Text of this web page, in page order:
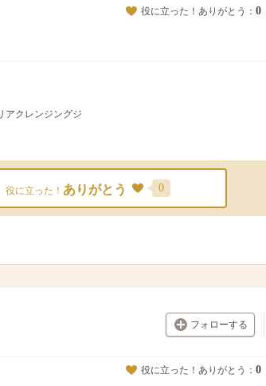
役に立った！ありがとう： 0
アクレンジングジ
役に立った！ ありがとう 0
フォローする
役に立った！ありがとう： 0